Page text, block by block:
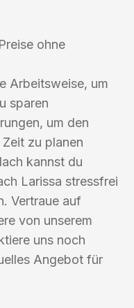
ohne
Arbeitsweise, um
sparen
um den
zu planen
kannst du
Larissa stressfrei
Vertraue auf
von unserem
uns noch
Angebot für